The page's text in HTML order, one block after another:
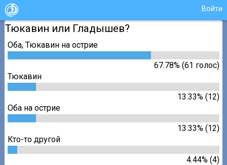
Войти
Тюкавин или Гладышев?
Оба, Тюкавин на острие
67.78% (61 голос)
Тюкавин
13.33% (12)
Оба на острие
13.33% (12)
Кто-то другой
4.44% (4)